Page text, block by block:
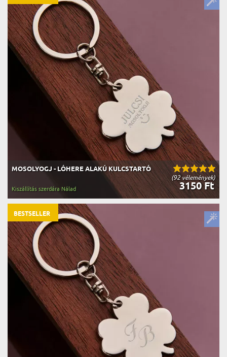
(92 vélemények)
MOSOLYOGJ - LÓHERE ALAKÚ KULCSTARTÓ
3150 Ft
Kiszállítás szerdára Nálad
BESTSELLER